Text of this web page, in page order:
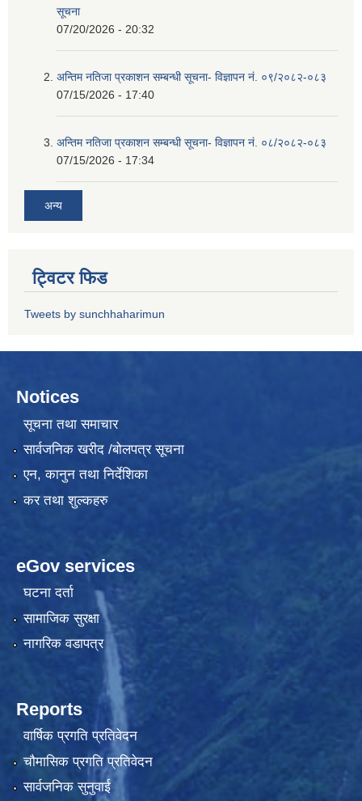
सूचना
07/20/2026 - 20:32
अन्तिम नतिजा प्रकाशन सम्बन्धी सूचना- विज्ञापन नं. ०९/२०८२-०८३
07/15/2026 - 17:40
अन्तिम नतिजा प्रकाशन सम्बन्धी सूचना- विज्ञापन नं. ०८/२०८२-०८३
07/15/2026 - 17:34
अन्य
ट्विटर फिड
Tweets by sunchhaharimun
Notices
सूचना तथा समाचार
सार्वजनिक खरीद /बोलपत्र सूचना
एन, कानुन तथा निर्देशिका
कर तथा शुल्कहरु
eGov services
घटना दर्ता
सामाजिक सुरक्षा
नागरिक वडापत्र
Reports
वार्षिक प्रगति प्रतिवेदन
चौमासिक प्रगति प्रतिवेदन
सार्वजनिक सुनुवाई